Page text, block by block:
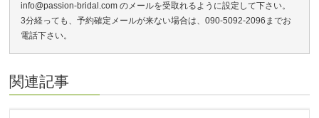
info@passion-bridal.com のメールを受取れるように設定して下さい。
3分経っても、予約確定メールが来ない場合は、090-5092-2096までお
電話下さい。
関連記事